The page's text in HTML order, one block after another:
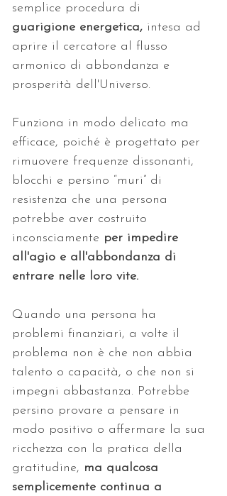
semplice procedura di
guarigione energetica, intesa ad
aprire il cercatore al flusso
armonico di abbondanza e
prosperità dell'Universo.
Funziona in modo delicato ma
efficace, poiché è progettato per
rimuovere frequenze dissonanti,
blocchi e persino “muri” di
resistenza che una persona
potrebbe aver costruito
inconsciamente per impedire
all'agio e all'abbondanza di
entrare nelle loro vite.
Quando una persona ha
problemi finanziari, a volte il
problema non è che non abbia
talento o capacità, o che non si
impegni abbastanza. Potrebbe
persino provare a pensare in
modo positivo o affermare la sua
ricchezza con la pratica della
gratitudine, ma qualcosa
semplicemente continua a